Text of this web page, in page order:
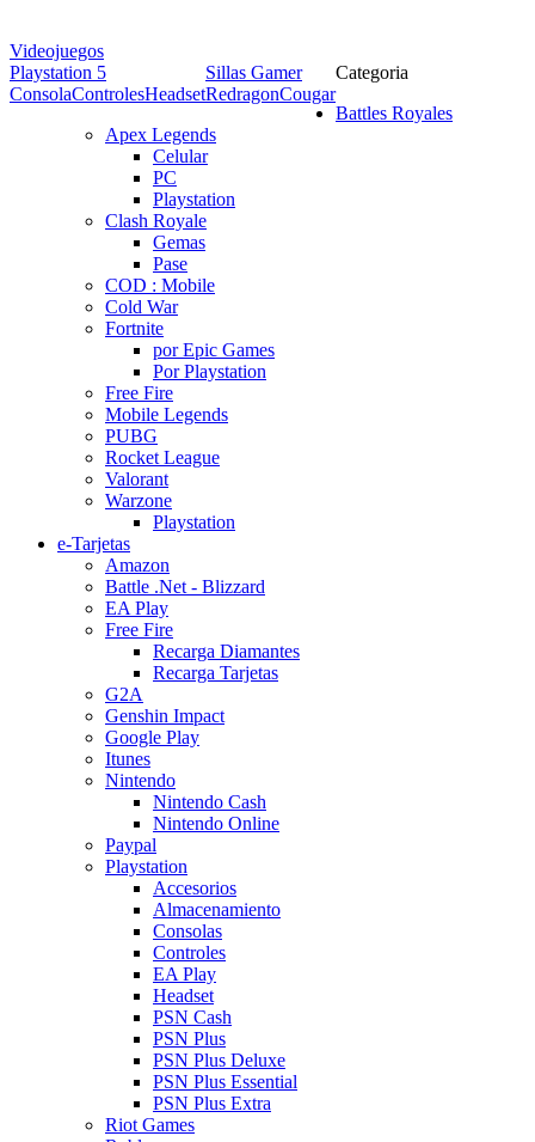
Videojuegos
Playstation 5
ConsolaControlesHeadset
Sillas Gamer
RedragonCougar
Categoria
Battles Royales
Apex Legends
Celular
PC
Playstation
Clash Royale
Gemas
Pase
COD : Mobile
Cold War
Fortnite
por Epic Games
Por Playstation
Free Fire
Mobile Legends
PUBG
Rocket League
Valorant
Warzone
Playstation
e-Tarjetas
Amazon
Battle .Net - Blizzard
EA Play
Free Fire
Recarga Diamantes
Recarga Tarjetas
G2A
Genshin Impact
Google Play
Itunes
Nintendo
Nintendo Cash
Nintendo Online
Paypal
Playstation
Accesorios
Almacenamiento
Consolas
Controles
EA Play
Headset
PSN Cash
PSN Plus
PSN Plus Deluxe
PSN Plus Essential
PSN Plus Extra
Riot Games